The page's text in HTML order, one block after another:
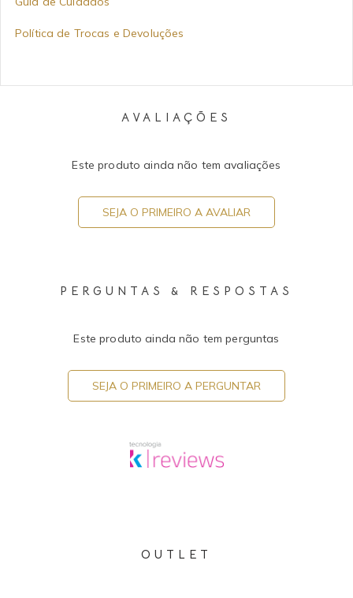
Política de Trocas e Devoluções
AVALIAÇÕES
Este produto ainda não tem avaliações
SEJA O PRIMEIRO A AVALIAR
PERGUNTAS & RESPOSTAS
Este produto ainda não tem perguntas
SEJA O PRIMEIRO A PERGUNTAR
OUTLET